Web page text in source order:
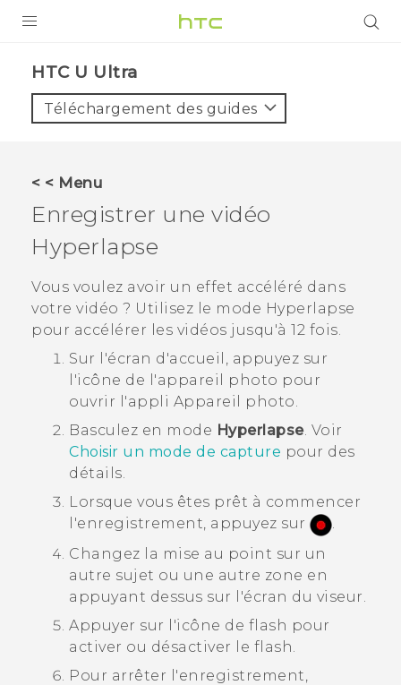
VIVE
VIVERSE
ASSISTANCE
Appareils HTC & Accessoires
HTC U Ultra‎
Téléchargement des guides
< < Menu
Enregistrer une vidéo
Hyperlapse
Vous voulez avoir un effet accéléré dans
votre vidéo ? Utilisez le mode Hyperlapse
pour accélérer les vidéos jusqu'à 12 fois.
Sur l'écran d'accueil , appuyez sur
l'icône de l'appareil photo pour
ouvrir l'appli Appareil photo.
Basculez en mode Hyperlapse. Voir
Choisir un mode de capture pour des
détails.
Lorsque vous êtes prêt à commencer
l'enregistrement, appuyez sur
.
Changez la mise au point sur un
autre sujet ou une autre zone en
appuyant dessus sur l'écran du viseur.
Appuyer sur l'icône de flash pour
activer ou désactiver le flash.
Pour arrêter l'enregistrement,